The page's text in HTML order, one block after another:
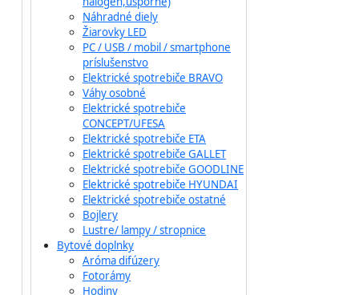
Náhradné diely
Žiarovky LED
PC / USB / mobil / smartphone
príslušenstvo
Elektrické spotrebiče BRAVO
Váhy osobné
Elektrické spotrebiče
CONCEPT/UFESA
Elektrické spotrebiče ETA
Elektrické spotrebiče GALLET
Elektrické spotrebiče GOODLINE
Elektrické spotrebiče HYUNDAI
Elektrické spotrebiče ostatné
Bojlery
Lustre/ lampy / stropnice
Bytové doplnky
Aróma difúzery
Fotorámy
Hodiny